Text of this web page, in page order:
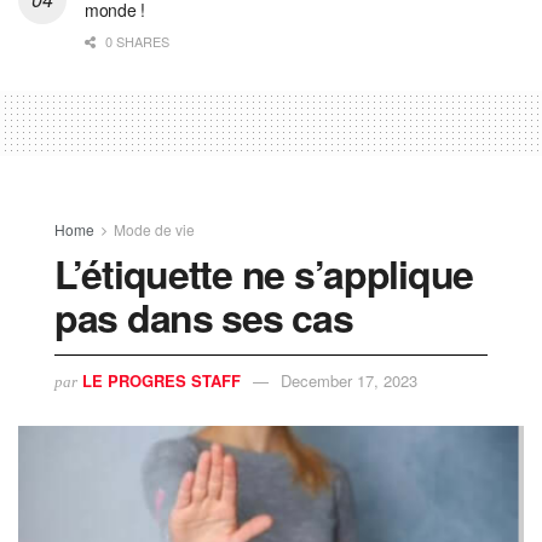
monde !
0 SHARES
Home Mode de vie
L’étiquette ne s’applique
pas dans ses cas
par LE PROGRES STAFF December 17, 2023